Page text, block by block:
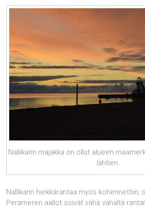
Nallikarin majakka on ollut alueen
lähtien.
Nallikarin hiekkarantaa myös kohennettiin,
Perämeren aallot söivät vähä vähältä